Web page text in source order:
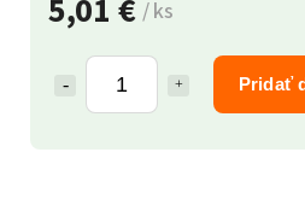
5,01 € / ks
Pridať